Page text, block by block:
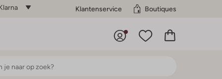
Klantenservice Boutiques